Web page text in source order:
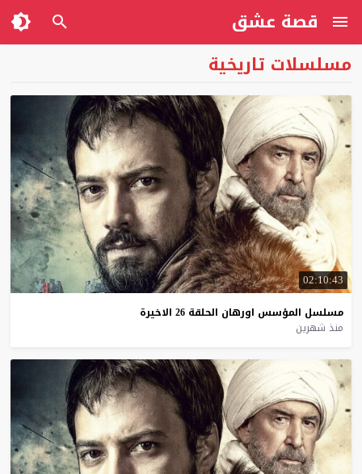
قصة عشق
مسلسلات تاريخية
02:10:43
مسلسل المؤسس اورهان الحلقة 26 الاخيرة
منذ شهرين